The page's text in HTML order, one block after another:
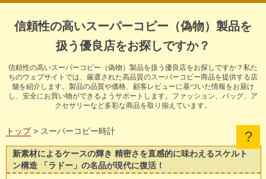
信頼性の高いスーパーコピー（偽物）製品を
扱う優良店をお探しですか？
信頼性の高いスーパーコピー（偽物）製品を扱う優良店をお探しですか？私た
ちのウェブサイトでは、厳選された高品質のスーパーコピー商品を提供する店
舗を紹介します。製品の品質や価格、顧客レビューに基づいた情報をお届け
し、安全にお買い物ができるようサポートします。ファッション、バッグ、ア
クセサリーなど多彩な商品を取り揃えています。
トップ> スーパーコピー時計
新素材によるケースの輝き 精密さを直感的に味わえるスケルト
ン構造 「ラドー」の名品が現代に復活！